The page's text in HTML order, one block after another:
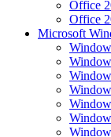
Office
Office
Microsoft